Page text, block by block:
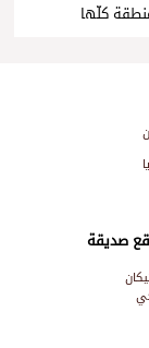
كلّها
صديقة